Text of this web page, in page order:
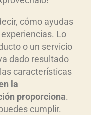
cómo ayudas
Lo
o un servicio
dado resultado
características
la
proporciona.
cumplir.